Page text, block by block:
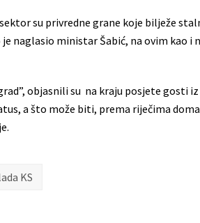
su privredne grane koje bilježe
naglasio ministar Šabić, na ovim kao i
objasnili su na kraju posjete gosti
a što može biti, prema riječima
KS